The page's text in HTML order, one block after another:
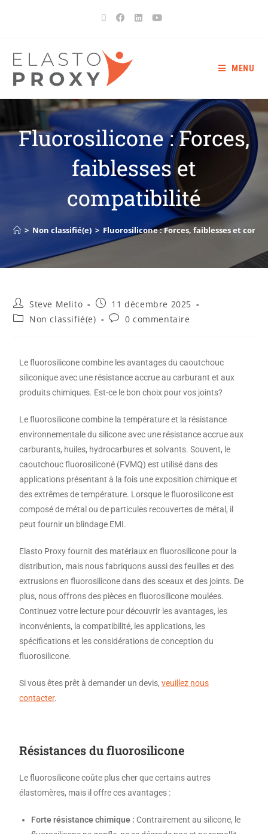
MENU
Fluorosilicone : Forces,
faiblesses et
compatibilité
> Non classifié(e) > Fluorosilicone : Forces, faiblesses et
Steve Melito
11 décembre 2025
Non classifié(e)
0 commentaire
Le fluorosilicone combine les avantages du caoutchouc
siliconique avec une résistance accrue au carburant et aux
produits chimiques. Est-ce le bon choix pour vos joints?
Le fluorosilicone combine la température et la résistance
environnementale du silicone avec une résistance accrue aux
carburants, huiles, hydrocarbures et solvants. Souvent, le
caoutchouc fluorosiliconé (FVMQ) est utilisé dans des
applications présentant à la fois une exposition chimique et
des extrêmes de température. Lorsque le fluorosilicone est
composé de métal ou de particules recouvertes de métal, il
peut fournir un blindage EMI.
Elasto Proxy fournit des matériaux en fluorosilicone pour la
distribution, mais nous fabriquons aussi des feuilles et des
extrusions en fluorosilicone dans des sceaux et des joints. De
plus, nous offrons des pièces en fluorosilicone moulées.
Continuez votre lecture pour découvrir les avantages, les
inconvénients, la compatibilité, les applications, les
spécifications et les considérations de conception du
fluorosilicone.
Si vous êtes prêt à demander un devis,veuillez nous
contacter.
Résistancesdu fluorosilicone
Le fluorosilicone coûte plus cher que certains autres
élastomères, mais il offre ces avantages :
Forte résistance chimique : Contrairement au silicone, le